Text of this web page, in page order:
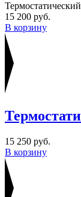
15 200 руб.
В корзину
15 250 руб.
В корзину